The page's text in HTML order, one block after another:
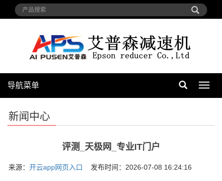
导
导航菜单
新闻中心
评测_天极网_专业IT门户
来源： 开云app网页入口 发布时间：2026-07-08 16:24:16